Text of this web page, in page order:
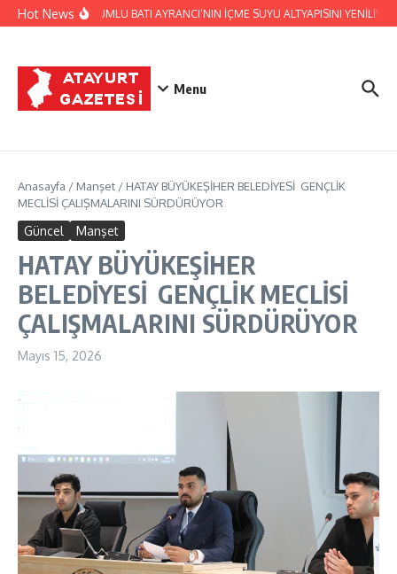
İçeriğe atla
Hot News
HATSU, KUMLU BATI AYRANCI’NIN İÇME SUYU ALTYAPISINI YENİLİYOR
Menu
Anasayfa / Manşet / HATAY BÜYÜKEŞİHER BELEDİYESİ GENÇLİK
MECLİSİ ÇALIŞMALARINI SÜRDÜRÜYOR
Güncel Manşet
HATAY BÜYÜKEŞİHER
BELEDİYESİ GENÇLİK MECLİSİ
ÇALIŞMALARINI SÜRDÜRÜYOR
Mayıs 15, 2026